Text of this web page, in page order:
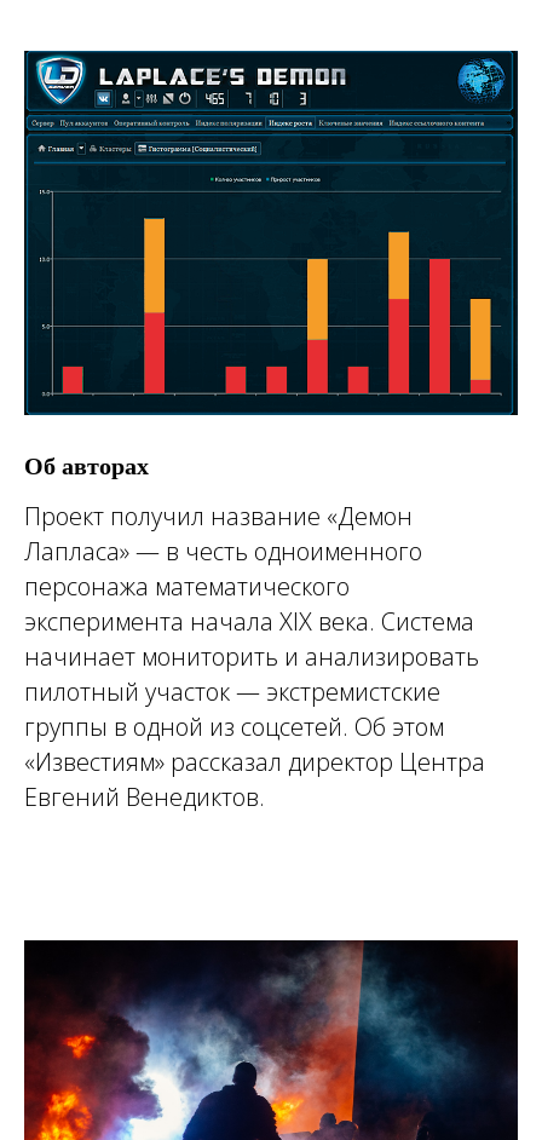
Об авторах
Проект получил название «Демон
Лапласа» — в честь одноименного
персонажа математического
эксперимента начала XIX века. Система
начинает мониторить и анализировать
пилотный участок — экстремистские
группы в одной из соцсетей. Об этом
«Известиям» рассказал директор Центра
Евгений Венедиктов.